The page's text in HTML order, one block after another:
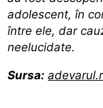
adolescent, în
între ele, dar
neelucidate.
Sursa: